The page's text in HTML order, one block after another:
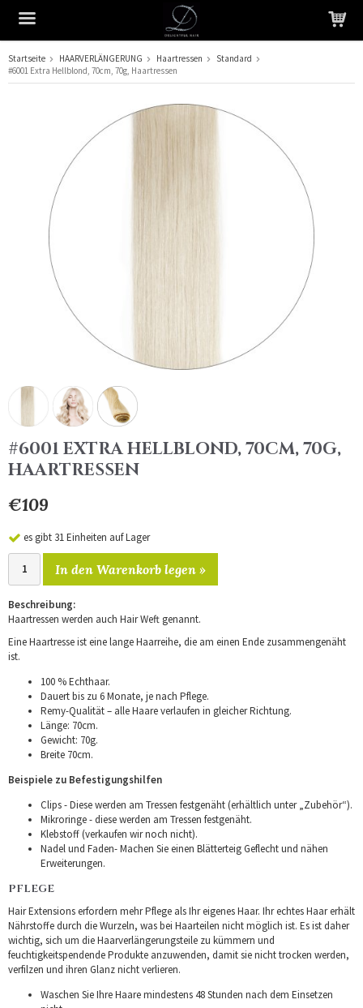
Das Produkt wurde in Ihren Warenkorb gelegt
Startseite HAARVERLÄNGERUNG Haartressen
Standard
#6001 Extra Hellblond, 70cm, 70g, Haartressen
#6001 EXTRA HELLBLOND, 70CM, 70G,
HAARTRESSEN
€109
es gibt 31 Einheiten auf Lager
In den Warenkorb legen »
Beschreibung:
Haartressen werden auch Hair Weft genannt.
Eine Haartresse ist eine lange Haarreihe, die am einen Ende zusammengenäht
ist.
100 % Echthaar.
Dauert bis zu 6 Monate, je nach Pflege.
Remy-Qualität – alle Haare verlaufen in gleicher Richtung.
Länge: 70cm.
Gewicht: 70g.
Breite 70cm.
Beispiele zu Befestigungshilfen
Clips - Diese werden am Tressen festgenäht (erhältlich unter „Zubehör“).
Mikroringe - diese werden am Tressen festgenäht.
Klebstoff (verkaufen wir noch nicht).
Nadel und Faden- Machen Sie einen Blätterteig Geflecht und nähen
Erweiterungen.
PFLEGE
Hair Extensions erfordern mehr Pflege als Ihr eigenes Haar. Ihr echtes Haar erhält
Nährstoffe durch die Wurzeln, was bei Haarteilen nicht möglich ist. Es ist daher
wichtig, sich um die Haarverlängerungsteile zu kümmern und
feuchtigkeitspendende Produkte anzuwenden, damit sie nicht trocken werden,
verfilzen und ihren Glanz nicht verlieren.
Waschen Sie Ihre Haare mindestens 48 Stunden nach dem Einsetzen